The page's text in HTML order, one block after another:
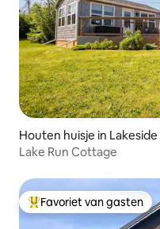
Houten huisje in Lakeside
Lake Run Cottage
Topfavoriet van gasten
Favoriet van gasten